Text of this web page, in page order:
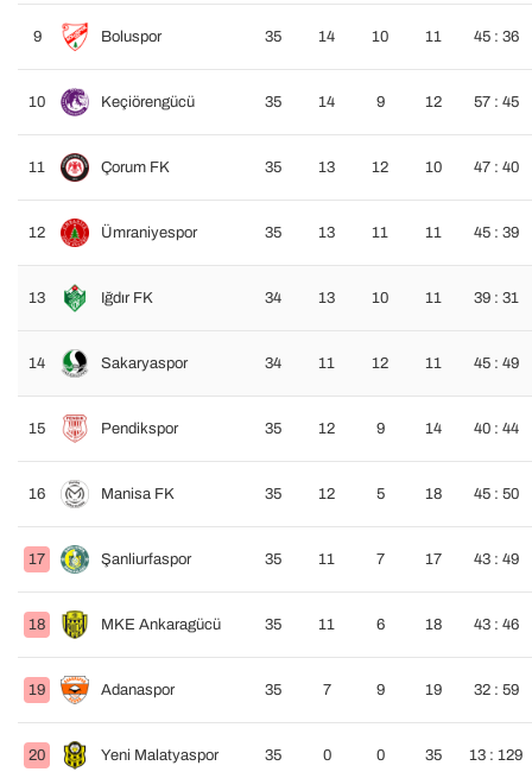
9 Boluspor 35 14 10 11 45 : 36
10 Keçiörengücü 35 14 9 12 57 : 45
11 Çorum FK 35 13 12 10 47 : 40
12 Ümraniyespor 35 13 11 11 45 : 39
13 Iğdır FK 34 13 10 11 39 : 31
14 Sakaryaspor 34 11 12 11 45 : 49
15 Pendikspor 35 12 9 14 40 : 44
16 Manisa FK 35 12 5 18 45 : 50
17 Şanliurfaspor 35 11 7 17 43 : 49
18 MKE Ankaragücü 35 11 6 18 43 : 46
19 Adanaspor 35 7 9 19 32 : 59
20 Yeni Malatyaspor 35 0 0 35 13 : 129